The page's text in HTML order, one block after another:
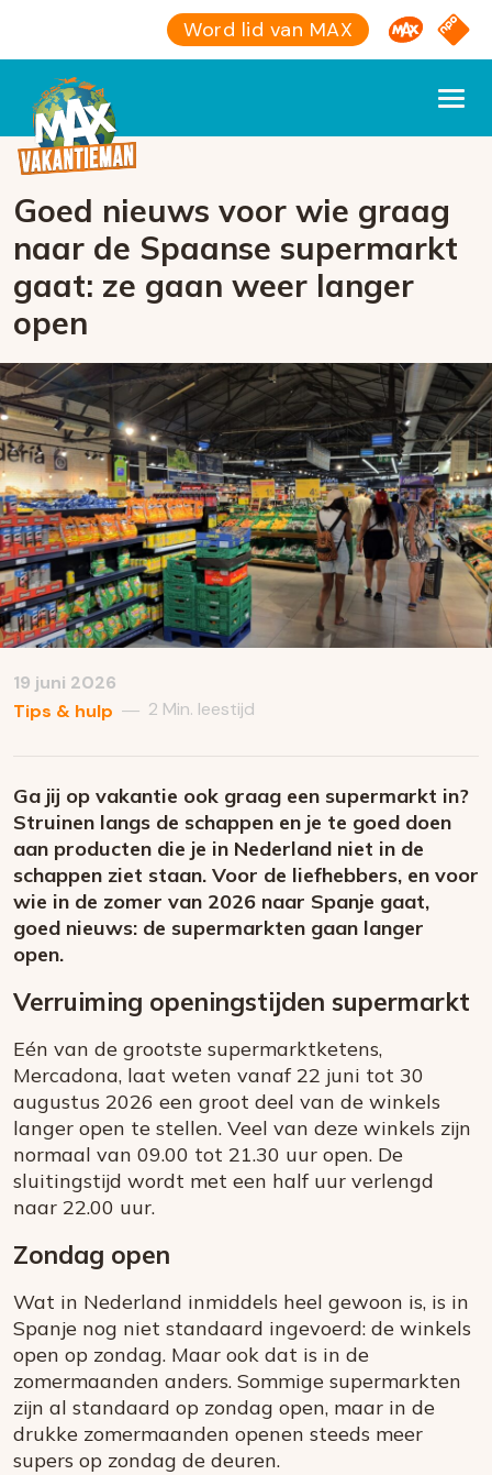
Word lid van MAX Omroep
NPO
Goed nieuws voor wie graag
naar de Spaanse supermarkt
gaat: ze gaan weer langer
open
19 juni 2026
Tips & hulp — 2 Min. leestijd
Ga jij op vakantie ook graag een supermarkt in?
Struinen langs de schappen en je te goed doen
aan producten die je in Nederland niet in de
schappen ziet staan. Voor de liefhebbers, en voor
wie in de zomer van 2026 naar Spanje gaat,
goed nieuws: de supermarkten gaan langer
open.
Verruiming openingstijden supermarkt
Eén van de grootste supermarktketens,
Mercadona, laat weten vanaf 22 juni tot 30
augustus 2026 een groot deel van de winkels
langer open te stellen. Veel van deze winkels zijn
normaal van 09.00 tot 21.30 uur open. De
sluitingstijd wordt met een half uur verlengd
naar 22.00 uur.
Zondag open
Wat in Nederland inmiddels heel gewoon is, is in
Spanje nog niet standaard ingevoerd: de winkels
open op zondag. Maar ook dat is in de
zomermaanden anders. Sommige supermarkten
zijn al standaard op zondag open, maar in de
drukke zomermaanden openen steeds meer
supers op zondag de deuren.